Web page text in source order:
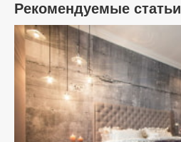
Рекомендуемые статьи